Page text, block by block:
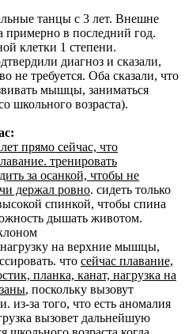
танцы с 3 лет. Внешне
примерно в последний год.
клетки 1 степени.
диагноз и сказали,
не требуется. Оба сказали, что
мышцы, заниматься
школьного возраста).
прямо сейчас, что
тренировать
за осанкой, чтобы не
держал ровно. сидеть только
спинкой, чтобы спина
дышать животом.
на верхние мышцы,
что сейчас плавание,
планка, канат, нагрузка на
, поскольку вызовут
из-за того, что есть аномалия
вызовет дальнейшую